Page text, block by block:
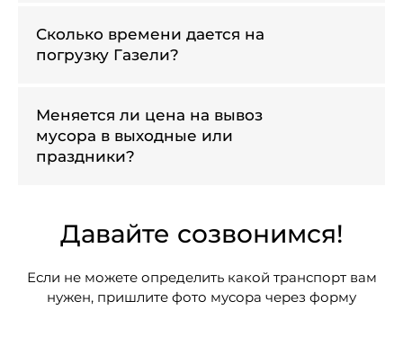
Сколько времени дается на
погрузку Газели?
Меняется ли цена на вывоз
мусора в выходные или
праздники?
Давайте созвонимся!
Если не можете определить какой транспорт вам
нужен, пришлите фото мусора через форму